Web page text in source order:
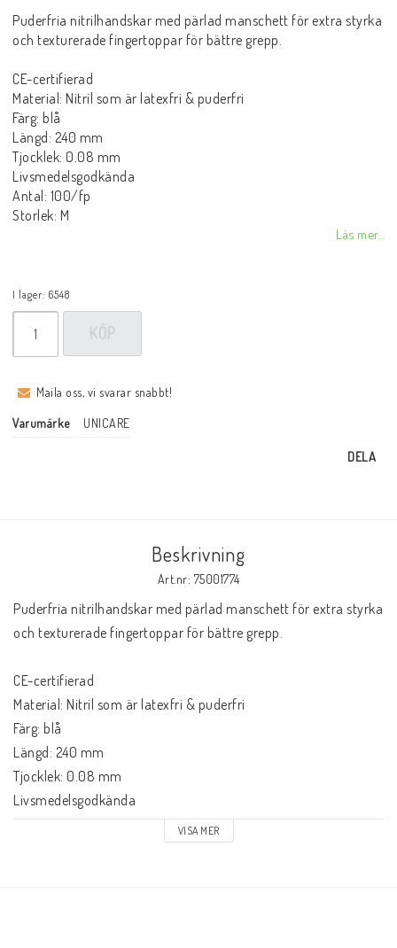
Lägg till i favoritlistan
Puderfria nitrilhandskar med pärlad manschett för extra styrka
och texturerade fingertoppar för bättre grepp.
CE-certifierad
Material: Nitril som är latexfri & puderfri
Färg: blå
Längd: 240 mm
Tjocklek: 0.08 mm
Livsmedelsgodkända
Antal: 100/fp
Storlek: M
Läs mer...
I lager: 6548
KÖP
Maila oss, vi svarar snabbt!
Varumärke UNICARE
DELA
Beskrivning
Art.nr: 75001774
Puderfria nitrilhandskar med pärlad manschett för extra styrka
och texturerade fingertoppar för bättre grepp.
CE-certifierad
Material: Nitril som är latexfri & puderfri
Färg: blå
Längd: 240 mm
Tjocklek: 0.08 mm
Livsmedelsgodkända
Antal: 100/fp
VISA MER